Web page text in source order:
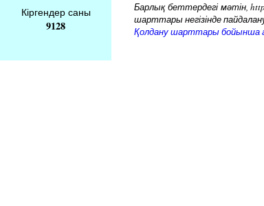
Кіргендер саны
9128
Барлық беттердегі мәтін,
шарттары негізінде
Қолдану шарттары бойынша